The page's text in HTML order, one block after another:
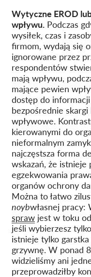
Wytyczne EROD
wpływu. Podczas
wysiłek, czas i
firmom, wydają się
ignorowane przez
respondentów
mają wpływu,
mające pewien
dostęp do
bezpośrednie
wpływowe.
kierowanymi do
nieformalnym
najczęstsza forma
wskazań, że istnieje
egzekwowania
organów ochrony
Można to łatwo
noybwłasnej pracy:
spraw jest w toku
jeśli wybierzesz
istnieje tylko
grzywnę. W ponad
widzieliśmy ani
przeprowadziłby